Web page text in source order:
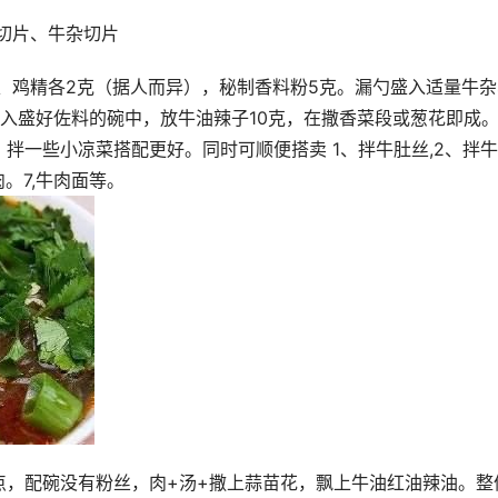
片、牛杂切片
精各2克（据人而异），秘制香料粉5克。漏勺盛入适量牛杂
盛好佐料的碗中，放牛油辣子10克，在撒香菜段或葱花即成
一些小凉菜搭配更好。同时可顺便搭卖 1、拌牛肚丝,2、拌
7,牛肉面等。
配碗没有粉丝，肉+汤+撒上蒜苗花，飘上牛油红油辣油。整